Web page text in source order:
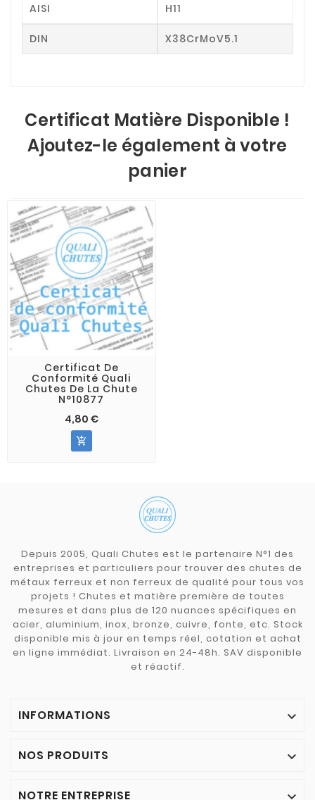
AISI H11
DIN X38CrMoV5.1
Certificat Matière Disponible !
Ajoutez-le également à votre
panier
Certificat De
Conformité Quali
Chutes De La Chute
N°10877
4,80 €

Depuis 2005, Quali Chutes est le partenaire N°1 des
entreprises et particuliers pour trouver des chutes de
métaux ferreux et non ferreux de qualité pour tous vos
projets ! Chutes et matière première de toutes
mesures et dans plus de 120 nuances spécifiques en
acier, aluminium, inox, bronze, cuivre, fonte, etc. Stock
disponible mis à jour en temps réel, cotation et achat
en ligne immédiat. Livraison en 24-48h. SAV disponible
et réactif.
INFORMATIONS 
NOS PRODUITS 
NOTRE ENTREPRISE